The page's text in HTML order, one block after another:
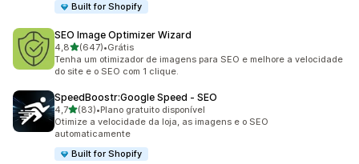
Built for Shopify
SEO Image Optimizer Wizard
4,8de 5 estrelas
(647)
647 avaliações ao todo
•Grátis
Tenha um otimizador de imagens para SEO e melhore a velocidade
do site e o SEO com 1 clique.
SpeedBoostr:Google Speed ‑ SEO
4,7de 5 estrelas
(83)
83 avaliações ao todo
•Plano gratuito disponível
Otimize a velocidade da loja, as imagens e o SEO
automaticamente
Built for Shopify